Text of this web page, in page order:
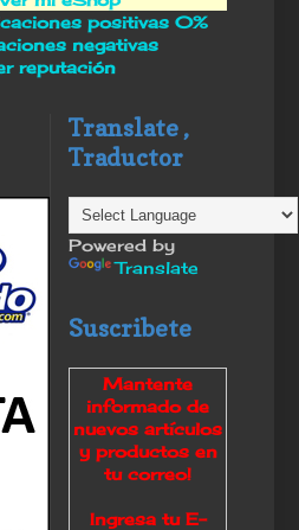
positivas 0%
negativas
reputación
Translate ,
Traductor
Powered by
Translate
Suscribete
Mantente
informado de
nuevos artículos
y productos en
tu correo!
Ingresa tu E-